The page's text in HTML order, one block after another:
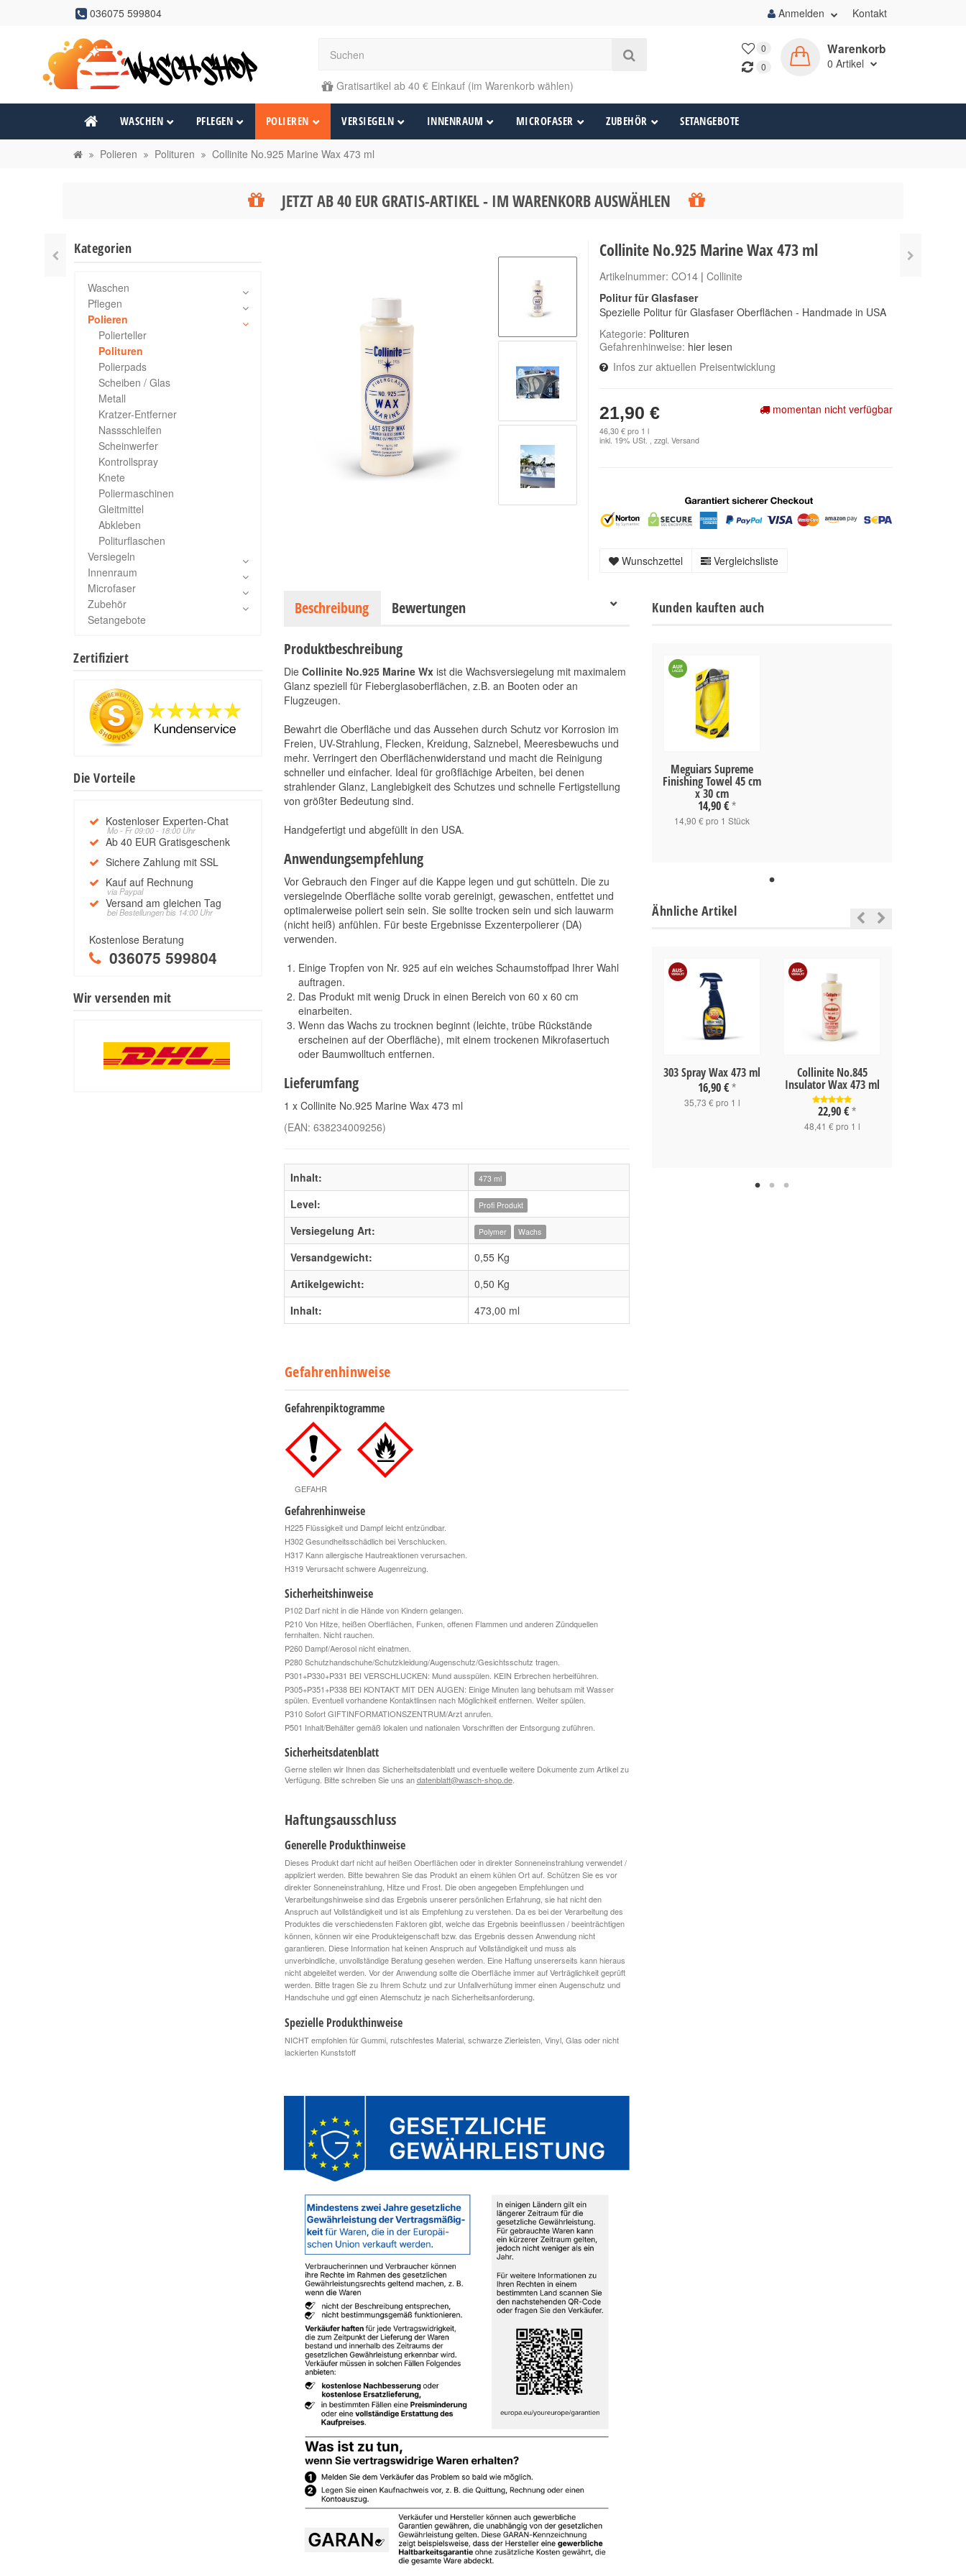
036075 599804 Anmelden Kontakt
Gratisartikel ab 40 € Einkauf (im Warenkorb wählen)
0
0
Warenkorb
0 Artikel
WASCHEN PFLEGEN POLIEREN VERSIEGELN INNENRAUM MICROFASER ZUBEHÖR SETANGEBOTE
Polieren Polituren Collinite No.925 Marine Wax 473 ml
JETZT AB 40 EUR GRATIS-ARTIKEL - IM WARENKORB AUSWÄHLEN
Collinite No.925 Marine Wax 473 ml
Artikelnummer:CO14 |Collinite
Politur für Glasfaser
Spezielle Politur für Glasfaser Oberflächen - Handmade in USA
Kategorie: Polituren
Gefahrenhinweise: hier lesen
Infos zur aktuellen Preisentwicklung
21,90 €
46,30 € pro 1 l
inkl. 19% USt. , zzgl.Versand
momentan nicht verfügbar
Wunschzettel Vergleichsliste
Beschreibung Bewertungen
Produktbeschreibung
Die Collinite No.925 Marine Wxist die Wachsversiegelung mit maximalem
Glanz speziell für Fieberglasoberflächen, z.B. an Booten oder an
Flugzeugen.
Bewahrt die Oberfläche und das Aussehen durch Schutz vor Korrosion im
Freien, UV-Strahlung, Flecken, Kreidung, Salznebel, Meeresbewuchs und
mehr. Verringert den Oberflächenwiderstand und macht die Reinigung
schneller und einfacher. Ideal für großflächige Arbeiten, bei denen
strahlender Glanz, Langlebigkeit des Schutzes und schnelle Fertigstellung
von größter Bedeutung sind.
Handgefertigt und abgefüllt in den USA.
Anwendungsempfehlung
Vor Gebrauch den Finger auf die Kappe legen und gut schütteln. Die zu
versiegelnde Oberfläche sollte vorab gereinigt, gewaschen, entfettet und
optimalerweise poliert sein sein. Sie sollte trocken sein und sich lauwarm
(nicht heiß) anfühlen. Für beste Ergebnisse Exzenterpolierer (DA)
verwenden.
Einige Tropfen von Nr. 925 auf ein weiches Schaumstoffpad Ihrer Wahl
auftragen.
Das Produkt mit wenig Druck in einen Bereich von 60 x 60 cm
einarbeiten.
Wenn das Wachs zu trocknen beginnt (leichte, trübe Rückstände
erscheinen auf der Oberfläche), mit einem trockenen Mikrofasertuch
oder Baumwolltuch entfernen.
Lieferumfang
1 x Collinite No.925 Marine Wax 473 ml
(EAN: 638234009256)
Inhalt: 473 ml
Level: Profi Produkt
Versiegelung Art: Polymer Wachs
Versandgewicht:
0,55 Kg
Artikelgewicht:
0,50 Kg
Inhalt:
473,00 ml
Gefahrenhinweise
Gefahrenpiktogramme
GEFAHR
Gefahrenhinweise
H225 Flüssigkeit und Dampf leicht entzündbar.
H302 Gesundheitsschädlich bei Verschlucken.
H317 Kann allergische Hautreaktionen verursachen.
H319 Verursacht schwere Augenreizung.
Sicherheitshinweise
P102 Darf nicht in die Hände von Kindern gelangen.
P210 Von Hitze, heißen Oberflächen, Funken, offenen Flammen und anderen Zündquellen
fernhalten. Nicht rauchen.
P260 Dampf/Aerosol nicht einatmen.
P280 Schutzhandschuhe/Schutzkleidung/Augenschutz/Gesichtsschutz tragen.
P301+P330+P331 BEI VERSCHLUCKEN: Mund ausspülen. KEIN Erbrechen herbeiführen.
P305+P351+P338 BEI KONTAKT MIT DEN AUGEN: Einige Minuten lang behutsam mit Wasser
spülen. Eventuell vorhandene Kontaktlinsen nach Möglichkeit entfernen. Weiter spülen.
P310 Sofort GIFTINFORMATIONSZENTRUM/Arzt anrufen.
P501 Inhalt/Behälter gemäß lokalen und nationalen Vorschriften der Entsorgung zuführen.
Sicherheitsdatenblatt
Gerne stellen wir Ihnen das Sicherheitsdatenblatt und eventuelle weitere Dokumente zum Artikel zu
Verfügung. Bitte schreiben Sie uns andatenblatt@wasch-shop.de.
Haftungsausschluss
Generelle Produkthinweise
Dieses Produkt darf nicht auf heißen Oberflächen oder in direkter Sonneneinstrahlung verwendet /
appliziert werden. Bitte bewahren Sie das Produkt an einem kühlen Ort auf. Schützen Sie es vor
direkter Sonneneinstrahlung, Hitze und Frost. Die oben angegeben Empfehlungen und
Verarbeitungshinweise sind das Ergebnis unserer persönlichen Erfahrung, sie hat nicht den
Anspruch auf Vollständigkeit und ist als Empfehlung zu verstehen. Da es bei der Verarbeitung des
Produktes die verschiedensten Faktoren gibt, welche das Ergebnis beeinflussen / beeinträchtigen
können, können wir eine Produkteigenschaft bzw. das Ergebnis dessen Anwendung nicht
garantieren. Diese Information hat keinen Anspruch auf Vollständigkeit und muss als
unverbindliche, unvollständige Beratung gesehen werden. Eine Haftung unsererseits kann hieraus
nicht abgeleitet werden. Vor der Anwendung sollte die Oberfläche immer auf Verträglichkeit geprüft
werden. Bitte tragen Sie zu Ihrem Schutz und zur Unfallverhütung immer einen Augenschutz und
Handschuhe und ggf einen Atemschutz je nach Sicherheitsanforderung.
Spezielle Produkthinweise
NICHT empfohlen für Gummi, rutschfestes Material, schwarze Zierleisten, Vinyl, Glas oder nicht
lackierten Kunststoff
Kunden kauften auch
Meguiars Supreme
Finishing Towel 45 cm
x 30 cm
14,90 € *
14,90 € pro 1 Stück
Ähnliche Artikel
61,10 € pro 1 l
303 Spray Wax 473 ml
16,90 € *
35,73 € pro 1 l
Collinite No.845
Insulator Wax 473 ml
22,90 € *
48,41 € pro 1 l
Kategorien
Waschen
Pflegen
Polieren
Polierteller
Polituren
Polierpads
Scheiben / Glas
Metall
Kratzer-Entferner
Nassschleifen
Scheinwerfer
Kontrollspray
Knete
Poliermaschinen
Gleitmittel
Abkleben
Politurflaschen
Versiegeln
Innenraum
Microfaser
Zubehör
Setangebote
Zertifiziert
Die Vorteile
Kostenloser Experten-Chat
Mo - Fr 09:00 - 18:00 Uhr
Ab 40 EUR Gratisgeschenk
Sichere Zahlung mit SSL
Kauf auf Rechnung
via Paypal
Versand am gleichen Tag
bei Bestellungen bis 14:00 Uhr
Kostenlose Beratung
036075 599804
Wir versenden mit